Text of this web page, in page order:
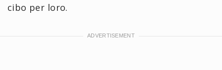
cibo per loro.